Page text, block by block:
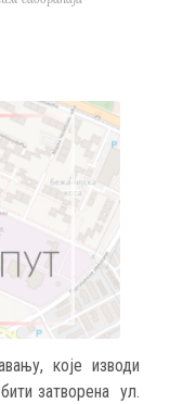
које изводи
затворена ул.